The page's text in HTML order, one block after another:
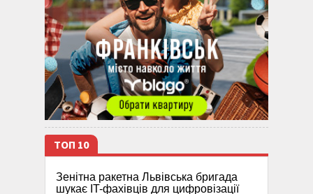
ТОП 10
Зенітна ракетна Львівська бригада
шукає IT-фахівців для цифровізації